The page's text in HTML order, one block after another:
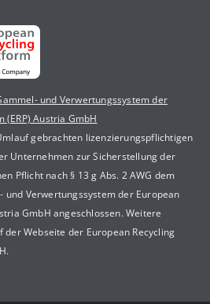
und Verwertungssystem der
(ERP) Austria GmbH
gebrachten lizenzierungspflichtigen
Unternehmen zur Sicherstellung der
Pflicht nach § 13 g Abs. 2 AWG dem
und Verwertungssystem der European
GmbH angeschlossen. Weitere
Webseite der European Recycling